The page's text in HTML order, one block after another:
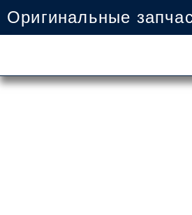
содержимому
Оригинальные